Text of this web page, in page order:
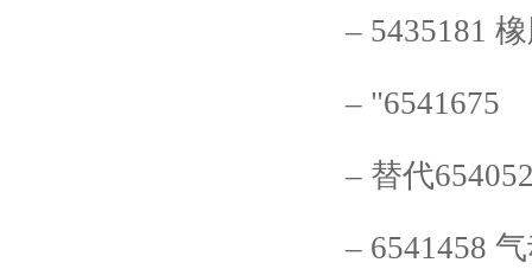
– 5435181
– "6541675
– 替代
– 6541458